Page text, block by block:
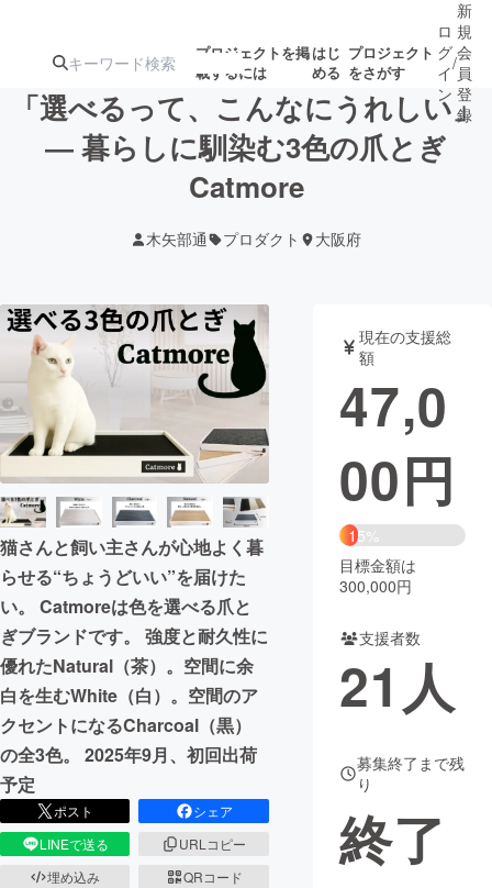
プロジェクトを掲
載するには
はじ
める
プロジェクト
をさがす
注目の新着プロ募集終了が近いプ
テクノロジー・ガジェット
書籍・雑誌
ビジネス・起業 チャレンジ
まちづくり・地域活性化
CAMPFIRE for Social Good
CAMPFIRE Creation
CAMPFIREふるさと納税machi-ya コミュニティ
ロ
グ
イ
ン
/
新
規
会
員
登
録
「選べるって、こんなにうれしい」
― 暮らしに馴染む3色の爪とぎ
Catmore
木矢部通 プロダクト 大阪府
猫さんと飼い主さんが心地よく暮
らせる“ちょうどいい”を届けた
い。 Catmoreは色を選べる爪と
ぎブランドです。 強度と耐久性に
優れたNatural（茶）。空間に余
白を生むWhite（白）。空間のア
クセントになるCharcoal（黒）
の全3色。 2025年9月、初回出荷
予定
ポスト
シェア
LINEで送る
URLコピー
埋め込み
QRコード
現在の支援総
額
47,0
00円
15%
目標金額は
300,000円
支援者数
21 人
募集終了まで残
り
終了